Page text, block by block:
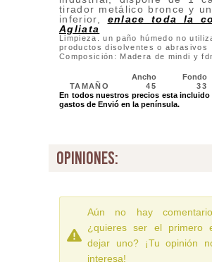
tirador metálico bronce y
inferior, enlace toda la
Agliata
Limpieza. un paño húmedo no
productos disolventes o abrasivos
Composición: Madera de mindi y
Ancho Fondo
TAMAÑO
45 33
En todos nuestros precios esta incluido
gastos de Envió en la península.
opiniones:
Aún no hay
¿quieres ser el primero
dejar uno? ¡Tu opinión
interesa!